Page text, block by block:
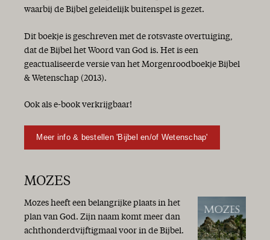
waarbij de Bijbel geleidelijk buitenspel is gezet.
Dit boekje is geschreven met de rotsvaste overtuiging,
dat de Bijbel het Woord van God is. Het is een
geactualiseerde versie van het Morgenroodboekje Bijbel
& Wetenschap (2013).
Ook als e-book verkrijgbaar!
Meer info & bestellen 'Bijbel en/of Wetenschap'
MOZES
Mozes heeft een belangrijke plaats in het
plan van God. Zijn naam komt meer dan
achthonderdvijftigmaal voor in de Bijbel.